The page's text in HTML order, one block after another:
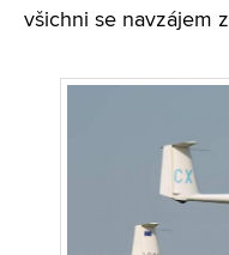
všichni se navzájem